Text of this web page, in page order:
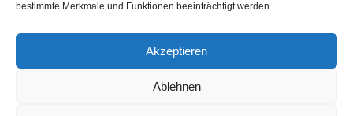
bestimmte Merkmale und Funktionen beeinträchtigt werden.
Akzeptieren
Ablehnen
Featured Article
Karriere 567